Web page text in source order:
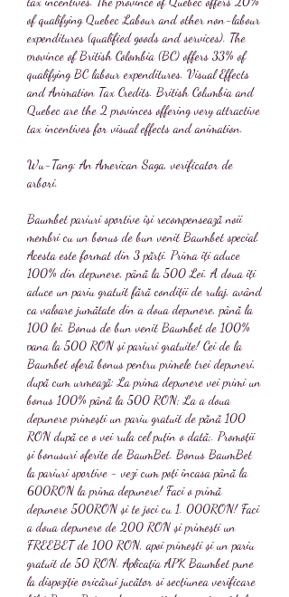
of qualifying Quebec Labour and other non-labour
expenditures (qualified goods and services). The
province of British Colombia (BC) offers 33% of
qualifying BC labour expenditures. Visual Effects
and Animation Tax Credits. British Columbia and
Quebec are the 2 provinces offering very attractive
tax incentives for visual effects and animation.
Wu-Tang: An American Saga, verificator de
arbori.
Baumbet pariuri sportive își recompensează noii
membri cu un bonus de bun venit Baumbet special.
Acesta este format din 3 părți. Prima îți aduce
100% din depunere, până la 500 Lei. A doua îți
aduce un pariu gratuit fără condiții de rulaj, având
ca valoare jumătate din a doua depunere, până la
100 lei. Bonus de bun venit Baumbet de 100%
pana la 500 RON și pariuri gratuite! Cei de la
Baumbet oferă bonus pentru primele trei depuneri,
după cum urmează: La prima depunere vei primi un
bonus 100% până la 500 RON; La a doua
depunere primești un pariu gratuit de pănă 100
RON după ce o vei rula cel puțin o dată;. Promoții
și bonusuri oferite de BaumBet. Bonus BaumBet
la pariuri sportive - vezi cum poți încasa până la
600RON la prima depunere! Faci o primă
depunere 500RON și te joci cu 1. 000RON! Faci
a doua depunere de 200 RON și primești un
FREEBET de 100 RON, apoi primești și un pariu
gratuit de 50 RON. Aplicația APK Baumbet pune
la dispoziție oricărui jucător si secțiunea verificare